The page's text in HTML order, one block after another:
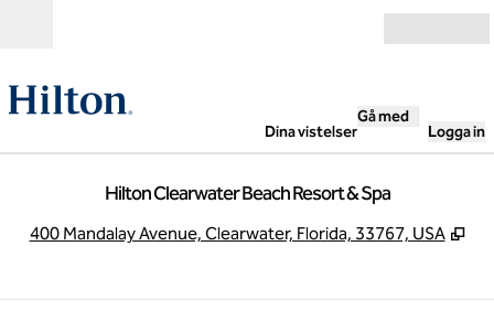
Dina vistelser
Gå med
Logga in
Hilton Clearwater Beach Resort & Spa
400 Mandalay Avenue, Clearwater, Florida, 33767, USA ,